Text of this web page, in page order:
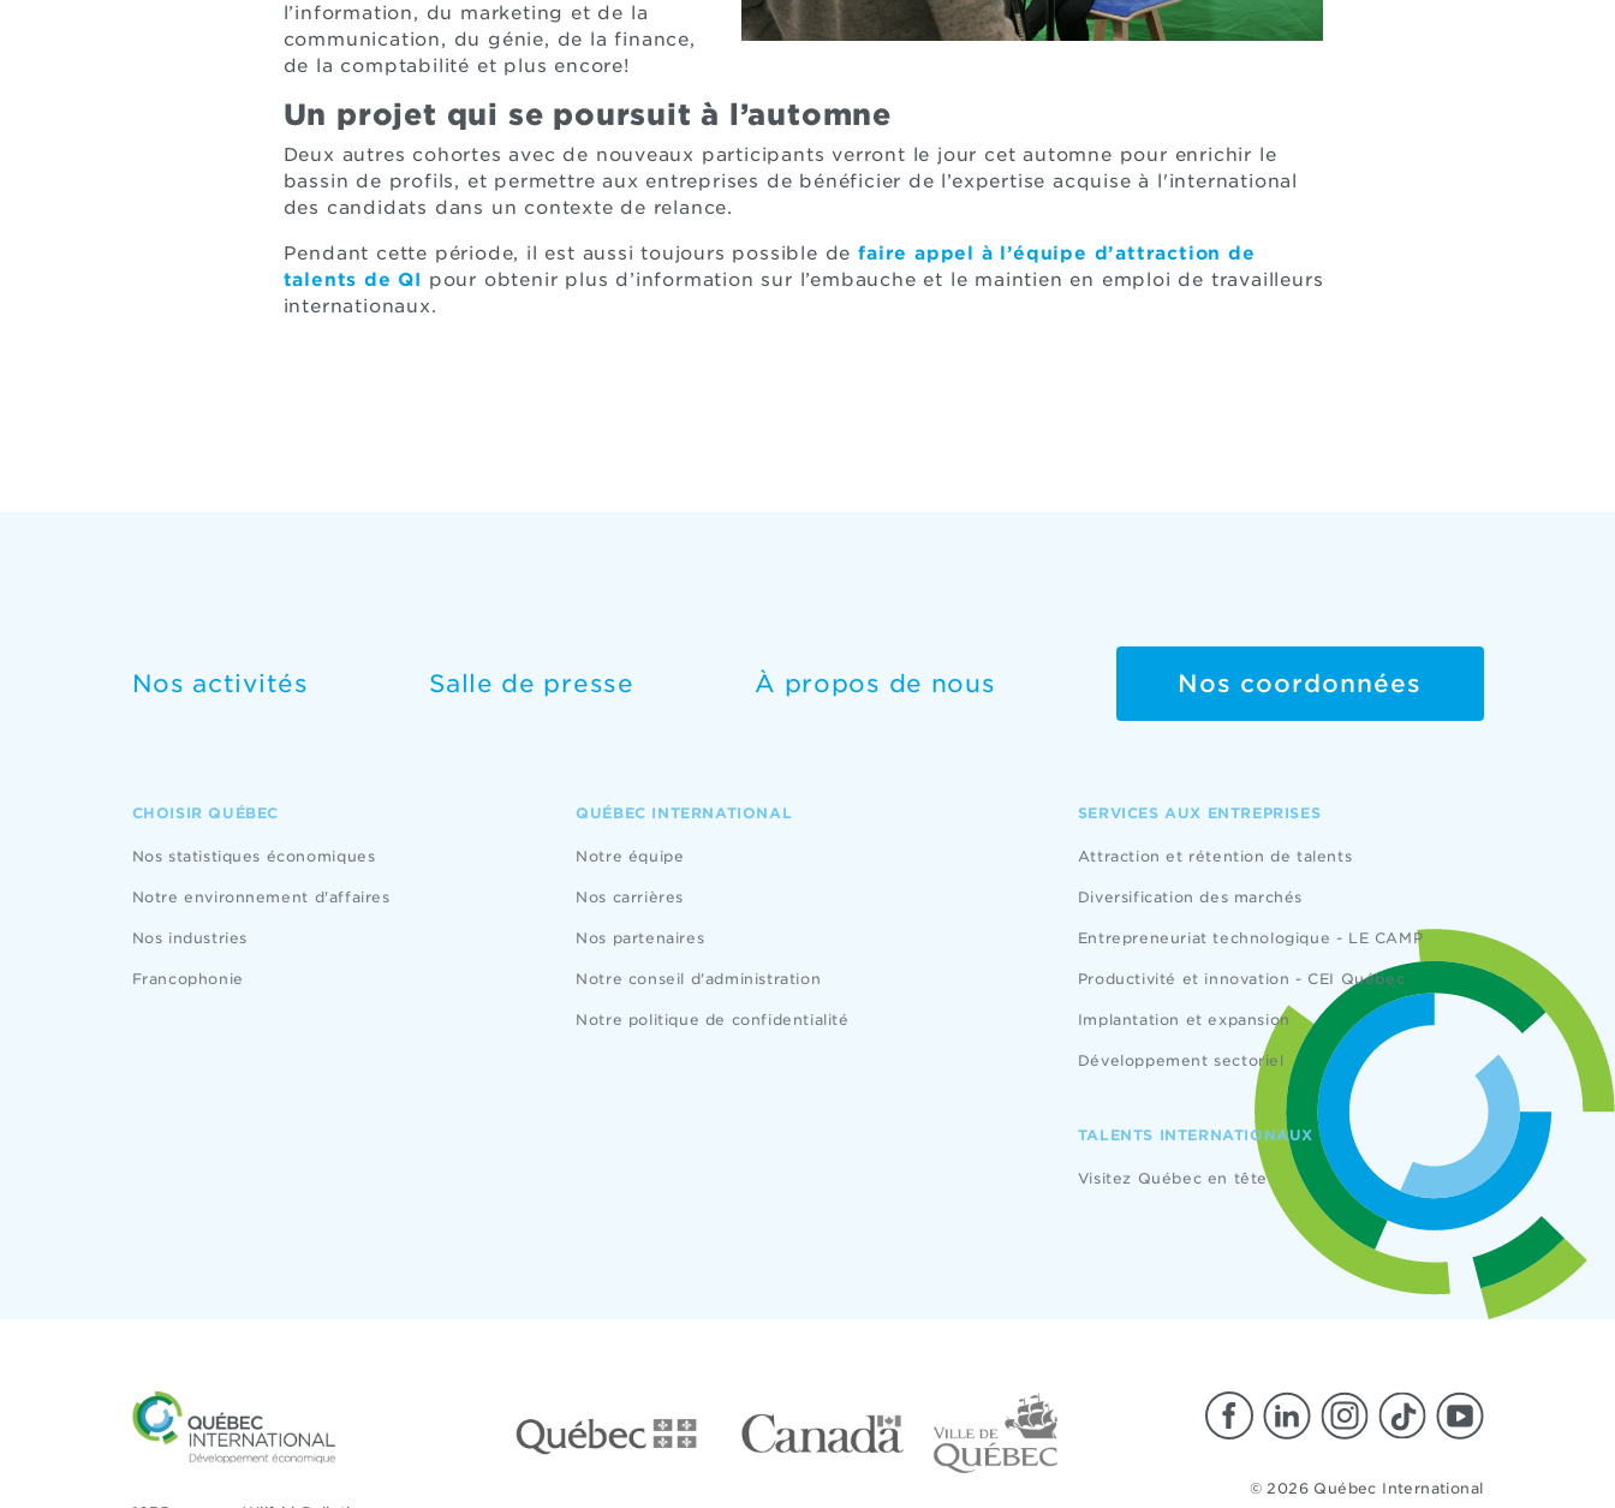
l’information, du marketing et de la
communication, du génie, de la finance,
de la comptabilité et plus encore!
Un projet qui se poursuit à l’automne
Deux autres cohortes avec de nouveaux participants verront le jour cet automne pour enrichir le
bassin de profils, et permettre aux entreprises de bénéficier de l’expertise acquise à l'international
des candidats dans un contexte de relance.
Pendant cette période, il est aussi toujours possible defaire appel à l’équipe d’attraction de
talents de QI pour obtenir plus d’information sur l’embauche et le maintien en emploi de travailleurs
internationaux.
Nos activités Salle de presse À propos de nous Nos coordonnées
CHOISIR QUÉBEC
Nos statistiques économiques
Notre environnement d'affaires
Nos industries
Francophonie
QUÉBEC INTERNATIONAL
Notre équipe
Nos carrières
Nos partenaires
Notre conseil d'administration
Notre politique de confidentialité
SERVICES AUX ENTREPRISES
Attraction et rétention de talents
Diversification des marchés
Entrepreneuriat technologique - LE CAMP
Productivité et innovation - CEI Québec
Implantation et expansion
Développement sectoriel
TALENTS INTERNATIONAUX
Visitez Québec en tête
© 2026 Québec International